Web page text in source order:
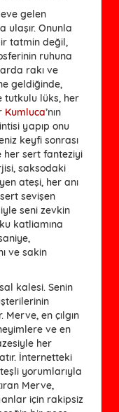
eve gelen
ulaşır. Onunla
tatmin değil,
ruhuna
rakı ve
geldiğinde,
tutkulu lüks, her
Kumluca’nın
yapıp onu
keyfi sonrası
her sert fanteziyi
saksodaki
ateşi, her anı
sevişen
seni zevkin
katliamına
ve sakin
kalesi. Senin
en çılgın
ve en
her
İnternetteki
yorumlarıyla
Merve,
için rakipsiz